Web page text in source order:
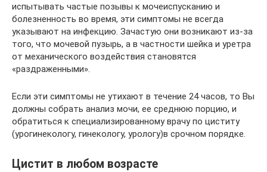
испытывать частые позывы к мочеиспусканию и
болезненность во время, эти симптомы не всегда
указывают на инфекцию. Зачастую они возникают из-за
того, что мочевой пузырь, а в частности шейка и уретра
от механического воздействия становятся
«раздраженными».
Если эти симптомы не утихают в течение 24 часов, то Вы
должны собрать анализ мочи, ее среднюю порцию, и
обратиться к специализированному врачу по циститу
(урогинекологу, гинекологу, урологу)в срочном порядке.
Цистит в любом возрасте